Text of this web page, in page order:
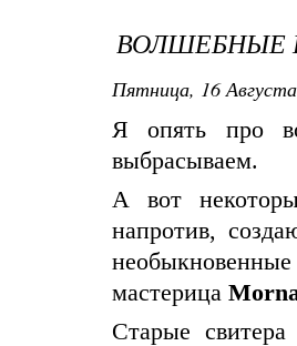
ВОЛШЕБНЫЕ
Пятница, 16
Я опять про
выбрасываем.
А вот
напротив,
мастерица
Старые